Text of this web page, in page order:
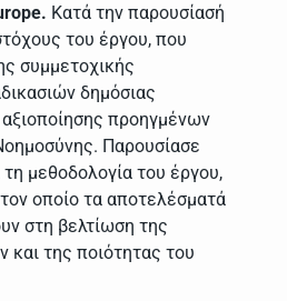
Κατά την παρουσίασή
του έργου, που
συμμετοχικής
δημόσιας
προηγμένων
Παρουσίασε
μεθοδολογία του έργου,
οποίο τα αποτελέσματά
στη βελτίωση της
της ποιότητας του